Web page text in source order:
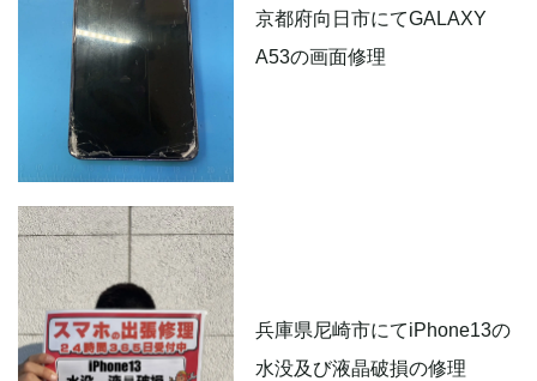
京都府向日市にてGALAXY
A53の画面修理
兵庫県尼崎市にてiPhone13の
水没及び液晶破損の修理